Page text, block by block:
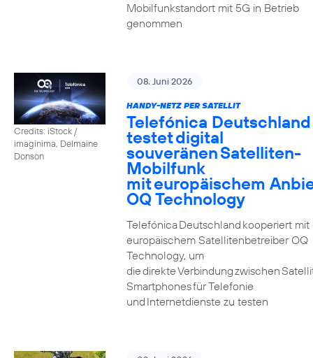
Mobilfunkstandort mit 5G in Betrieb
genommen
Credits: iStock /
imaginima, Delmaine
Donson
08. Juni 2026
HANDY-NETZ PER SATELLIT
Telefónica Deutschland
testet digital
souveränen Satelliten-
Mobilfunk
mit europäischem
OQ Technology
Telefónica Deutschland kooperiert mit
europäischem Satellitenbetreiber OQ
Technology, um
die direkte Verbindung zwischen
Smartphones für Telefonie
und Internetdienste zu testen